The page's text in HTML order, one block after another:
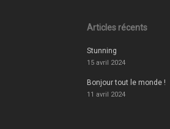
Articles récents
Stunning
15 avril 2024
Bonjour tout le monde !
11 avril 2024